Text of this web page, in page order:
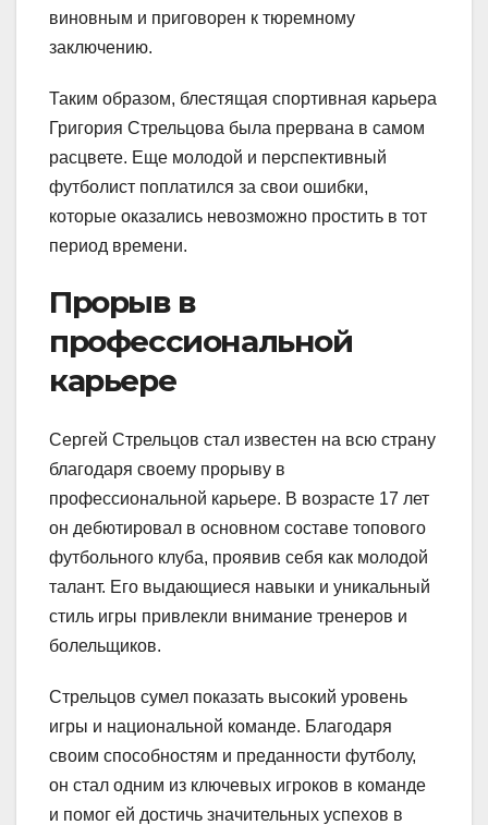
виновным и приговорен к тюремному
заключению.
Таким образом, блестящая спортивная карьера
Григория Стрельцова была прервана в самом
расцвете. Еще молодой и перспективный
футболист поплатился за свои ошибки,
которые оказались невозможно простить в тот
период времени.
Прорыв в
профессиональной
карьере
Сергей Стрельцов стал известен на всю страну
благодаря своему прорыву в
профессиональной карьере. В возрасте 17 лет
он дебютировал в основном составе топового
футбольного клуба, проявив себя как молодой
талант. Его выдающиеся навыки и уникальный
стиль игры привлекли внимание тренеров и
болельщиков.
Стрельцов сумел показать высокий уровень
игры и национальной команде. Благодаря
своим способностям и преданности футболу,
он стал одним из ключевых игроков в команде
и помог ей достичь значительных успехов в